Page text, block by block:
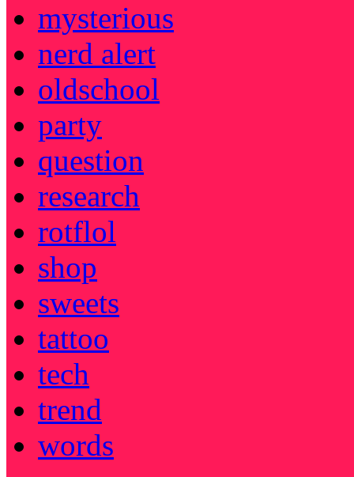
mysterious
nerd alert
oldschool
party
question
research
rotflol
shop
sweets
tattoo
tech
trend
words